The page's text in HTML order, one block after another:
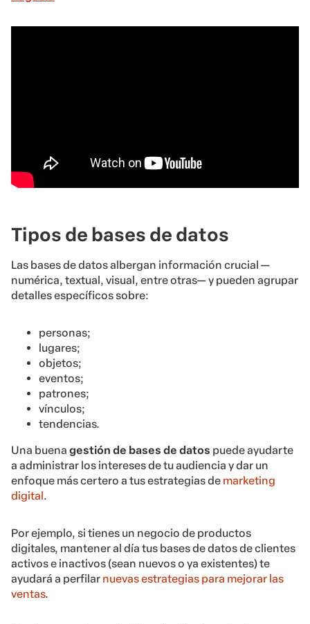
Tipos de bases de datos
Las bases de datos albergan información crucial —
numérica, textual, visual, entre otras— y pueden agrupar
detalles específicos sobre:
personas;
lugares;
objetos;
eventos;
patrones;
vínculos;
tendencias.
Una buena gestión de bases de datos puede ayudarte
a administrar los intereses de tu audiencia y dar un
enfoque más certero a tus estrategias de marketing
digital .
Por ejemplo, si tienes un negocio de productos
digitales, mantener al día tus bases de datos de clientes
activos e inactivos (sean nuevos o ya existentes) te
ayudará a perfilar nuevas estrategias para mejorar las
ventas.